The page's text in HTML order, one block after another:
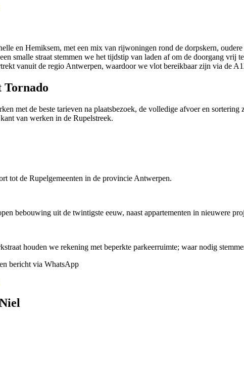
en Hemiksem, met een mix van rijwoningen rond de dorpskern,
smalle straat stemmen we het tijdstip van laden af om de doorgang
vanuit de regio Antwerpen, waardoor we vlot bereikbaar zijn via de
Tornado
met de beste tarieven na plaatsbezoek, de volledige afvoer en
van werken in de Rupelstreek.
tot de Rupelgemeenten in de provincie Antwerpen.
bebouwing uit de twintigste eeuw, naast appartementen in nieuwere
houden we rekening met beperkte parkeerruimte; waar nodig
bericht via WhatsApp